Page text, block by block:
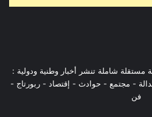
مستقلة شاملة تنشر أخبار وطنية ودولية :
- مجتمع - حوادث - إقتصاد - ربورتاج -
فن